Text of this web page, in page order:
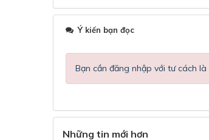
Ý kiến bạn đọc
Bạn cần đăng nhập với tư cách là
Những tin mới hơn